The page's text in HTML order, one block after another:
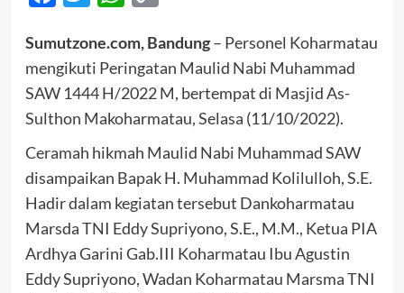
Sumutzone.com, Bandung– Personel Koharmatau
mengikuti Peringatan Maulid Nabi Muhammad
SAW 1444 H/2022 M, bertempat di Masjid As-
Sulthon Makoharmatau, Selasa (11/10/2022).
Ceramah hikmah Maulid Nabi Muhammad SAW
disampaikan Bapak H. Muhammad Kolilulloh, S.E.
Hadir dalam kegiatan tersebut Dankoharmatau
Marsda TNI Eddy Supriyono, S.E., M.M., Ketua PIA
Ardhya Garini Gab.III Koharmatau Ibu Agustin
Eddy Supriyono, Wadan Koharmatau Marsma TNI